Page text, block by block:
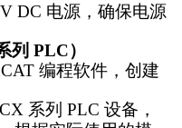
DC 电源，确保电源
列 PLC）
编程软件，创建
CX 系列 PLC 设备，